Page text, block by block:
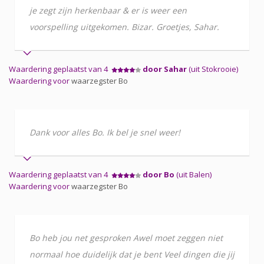
je zegt zijn herkenbaar & er is weer een
voorspelling uitgekomen. Bizar. Groetjes, Sahar.
Waardering geplaatst van 4 door Sahar(uit Stokrooie)
Waardering voorwaarzegster Bo
Dank voor alles Bo. Ik bel je snel weer!
Waardering geplaatst van 4 door Bo (uit Balen)
Waardering voorwaarzegster Bo
Bo heb jou net gesproken Awel moet zeggen niet
normaal hoe duidelijk dat je bent Veel dingen die jij